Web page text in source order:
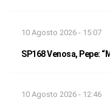
10 Agosto 2026 - 15:07
SP168 Venosa, Pepe:
10 Agosto 2026 - 12:46